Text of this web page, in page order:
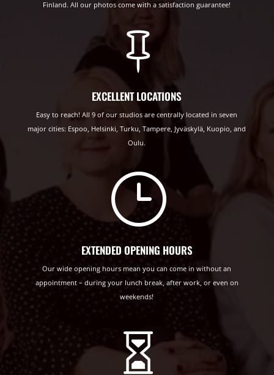
Finland. All our photos come with a satisfaction guarantee!

EXCELLENT LOCATIONS
Easy to reach! All 9 of our studios are centrally located in seven
major cities: Espoo, Helsinki, Turku, Tampere, Jyväskylä, Kuopio, and
Oulu.
}
EXTENDED OPENING HOURS
Our wide opening hours mean you can come in without an
appointment – during your lunch break, after work, or even on
weekends!
